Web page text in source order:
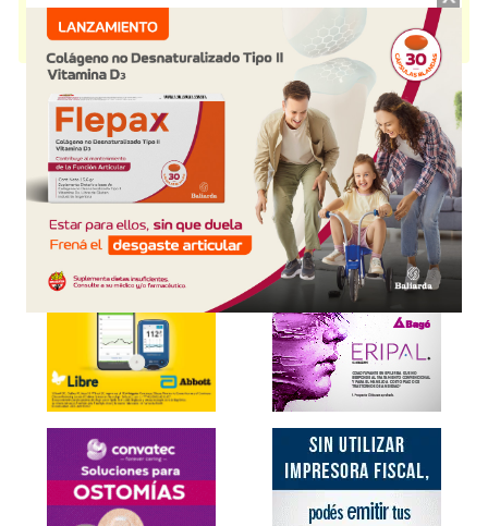
Suplemento dietario. Es producido por
y cuenta con 1
presentación disponible.
Explorar más
Otros productos con
magnesio+asoc.
Otros productos de
Innovapharma